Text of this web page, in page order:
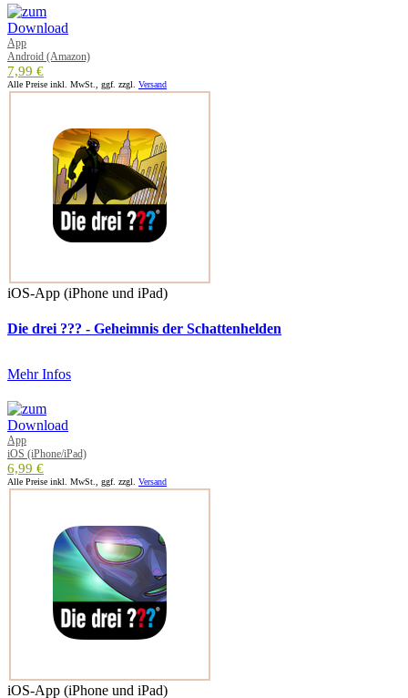
App
Android (Amazon)
7,99 €
Alle Preise inkl. MwSt., ggf. zzgl. Versand
iOS-App (iPhone und iPad)
Die drei ??? - Geheimnis der Schattenhelden
Mehr Infos
App
iOS (iPhone/iPad)
6,99 €
Alle Preise inkl. MwSt., ggf. zzgl. Versand
iOS-App (iPhone und iPad)